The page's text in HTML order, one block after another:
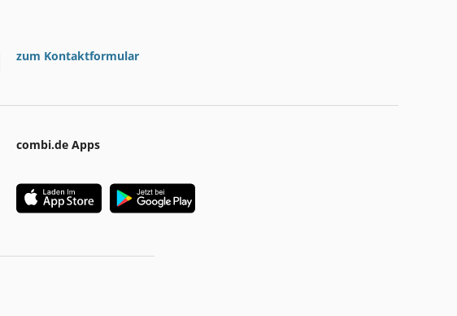
zum Kontaktformular
combi.de Apps